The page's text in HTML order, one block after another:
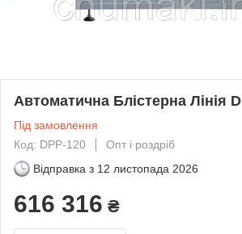
Автоматична Блістерна Лінія
Під замовлення
Код: DPP-120
Опт і роздріб
Відправка з 12 листопада 2026
616 316 ₴